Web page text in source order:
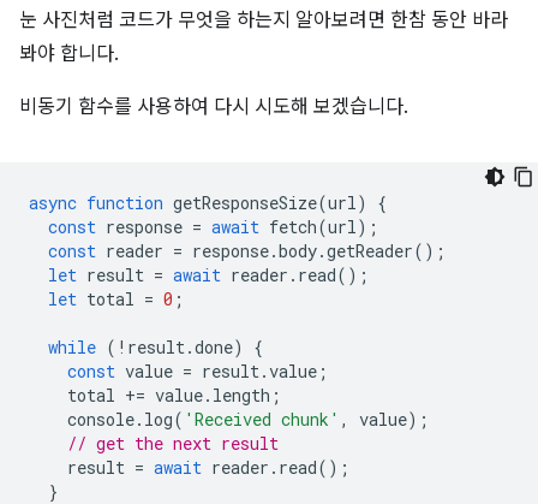
눈 사진처럼 코드가 무엇을 하는지 알아보려면 한참 동안 바라
봐야 합니다.
비동기 함수를 사용하여 다시 시도해 보겠습니다.
async function getResponseSize(url)
{
const response = await fetch(url);
const reader = response.body.getReader();
let result = await reader . read();
let total = 0 ;
while ( ! result.done)
{
const value = result.value ;
total += value. length ;
console. log( 'Received chunk' , value);
// get the next result
result = await reader . read();
}